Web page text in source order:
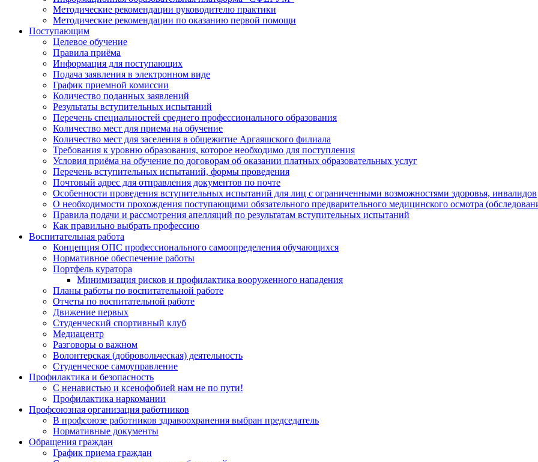
Методические рекомендации руководителю практики
Методические рекомендации по оказанию первой помощи
Поступающим
Целевое обучение
Правила приёма
Информация для поступающих
Подача заявления в электронном виде
График приемной комиссии
Количество поданных заявлений
Результаты вступительных испытаний
Перечень специальностей среднего профессионального образования
Количество мест для приема на обучение
Количество мест для заселения в общежитие Аргаяшского филиала
Требования к уровню образования, которое необходимо для поступления
Условия приёма на обучение по договорам об оказании платных образовательных услуг
Перечень вступительных испытаний, формы проведения
Почтовый адрес для отправления документов по почте
Особенности проведения вступительных испытаний для лиц с ограниченными возможностями здоровья, инвалидов
О необходимости прохождения поступающими обязательного предварительного медицинского осмотра
Правила подачи и рассмотрения апелляций по результатам вступительных испытаний
Как правильно выбрать профессию
Воспитательная работа
Концепция ОПС профессионального самоопределения обучающихся
Нормативное обеспечение работы
Портфель куратора
Минимизация рисков и профилактика вооруженного нападения
Планы работы по воспитательной работе
Отчеты по воспитательной работе
Движение первых
Студенческий спортивный клуб
Медиацентр
Разговоры о важном
Волонтерская (добровольческая) деятельность
Студенческое самоуправление
Профилактика и безопасность
С ненавистью и ксенофобией нам не по пути!
Профилактика наркомании
Профсоюзная организация работников
В профсоюзе работников здравоохранения выбран председатель
Нормативные документы
Обращения граждан
График приема граждан